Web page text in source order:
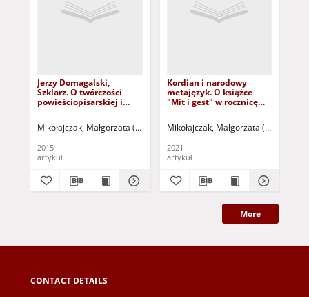
Jerzy Domagalski,
Szklarz. O twórczości
powieściopisarskiej i
Mikołajczak, Małgorzata (1966- ) Sztyber, Radosław - red. nacz.
2015
artykuł
Kordian i narodowy
metajęzyk. O książce
"Mit i gest" w rocznicę
recenzja
Mikołajczak, Małgorzata (1966- )
2021
artykuł
More
CONTACT DETAILS